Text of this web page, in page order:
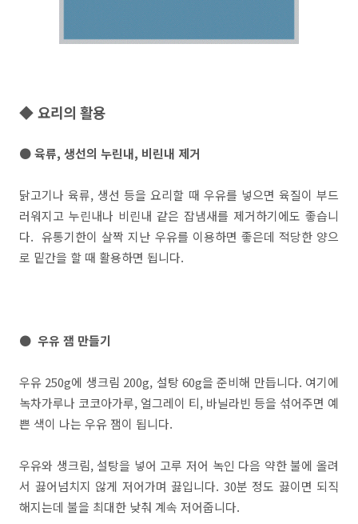
◆ 요리의 활용
● 육류, 생선의 누린내, 비린내 제거
닭고기나 육류, 생선 등을 요리할 때 우유를 넣으면 육질이 부드
러워지고 누린내나 비린내 같은 잡냄새를 제거하기에도 좋습니
다. 유통기한이 살짝 지난 우유를 이용하면 좋은데 적당한 양으
로 밑간을 할 때 활용하면 됩니다.
● 우유 잼 만들기
우유 250g에 생크림 200g, 설탕 60g을 준비해 만듭니다. 여기에
녹차가루나 코코아가루, 얼그레이 티, 바닐라빈 등을 섞어주면 예
쁜 색이 나는 우유 잼이 됩니다.
우유와 생크림, 설탕을 넣어 고루 저어 녹인 다음 약한 불에 올려
서 끓어넘치지 않게 저어가며 끓입니다. 30분 정도 끓이면 되직
해지는데 불을 최대한 낮춰 계속 저어줍니다.